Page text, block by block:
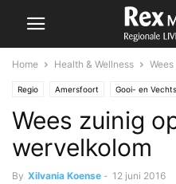
Home Health & Wellness
Regio Amersfoort Gooi- en
Lansingerland Nesselande
Wees zuinig
wervelkolom
By Xilvania Koense - 12 juni 2016